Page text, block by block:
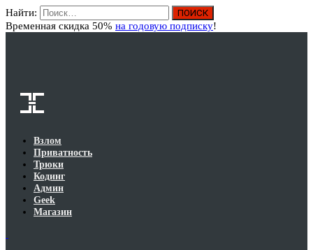
Найти:
Временная скидка 50% на годовую подписку!
Взлом
Приватность
Трюки
Кодинг
Админ
Geek
Магазин